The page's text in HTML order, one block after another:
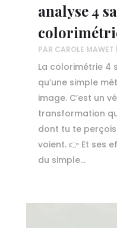
analyse 4
PAR CAROLE MAWET
La colorimétrie 4
qu’une simple
image. C’est un
transformation
dont tu te
voient. 👉 Et ses
du simple...